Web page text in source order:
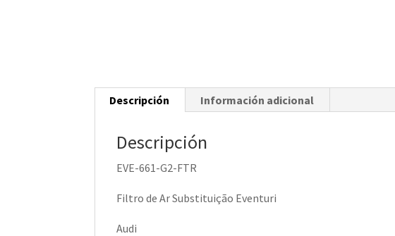
Descripción Información adicional
Descripción
EVE-661-G2-FTR
Filtro de Ar Substituição Eventuri
Audi